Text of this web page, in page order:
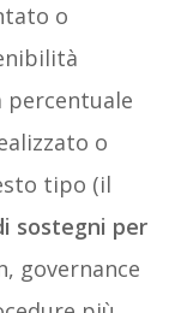
o
percentuale
o
tipo (il
sostegni per
governance